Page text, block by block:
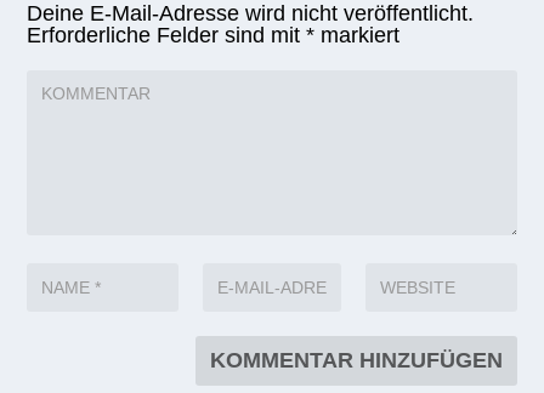
Deine E-Mail-Adresse wird nicht veröffentlicht.
Erforderliche Felder sind mit* markiert